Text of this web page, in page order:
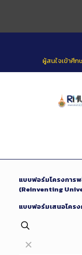
ผู้สนใจเข้าศึก
แบบฟอร์มโครงการ
(Reinventing
แบบฟอร์มเสนอโคร
✕